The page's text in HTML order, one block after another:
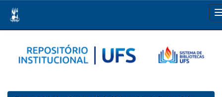
navigation